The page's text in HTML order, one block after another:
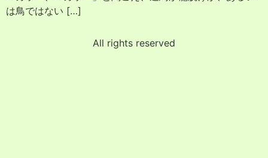
は鳥ではない […]
All rights reserved